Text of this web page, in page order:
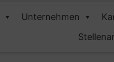
Unternehmen